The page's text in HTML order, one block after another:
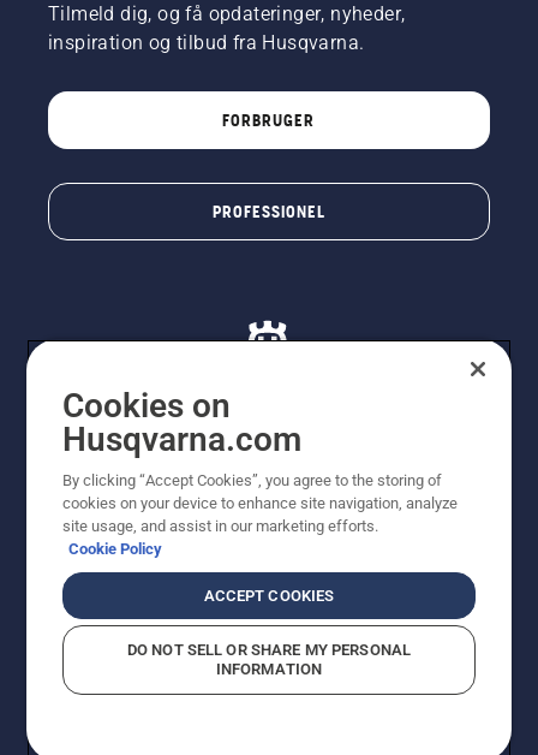
Tilmeld dig, og få opdateringer, nyheder,
inspiration og tilbud fra Husqvarna.
FORBRUGER
PROFESSIONEL
viste priser er vejledende udsalgspriser. Der tages
forbehold for stave- og trykfejl samt prisændringer. Vi
stræber efter at have så nøjagtige oplysningerne på
dette websted som muligt. Alle anførte priser er
vejledende udsalgspriser (inkl. moms), medmindre
CookiepolitikAnvendelsesvilkår
Bekendtgørelse vedr. beskyttelse af personlige oplysninger
Rapporter formodede overtrædelser
Cookies on
Husqvarna.com
By clicking “Accept Cookies”, you agree to the storing of
cookies on your device to enhance site navigation, analyze
site usage, and assist in our marketing efforts.
Cookie Policy
ACCEPT COOKIES
DO NOT SELL OR SHARE MY PERSONAL
INFORMATION